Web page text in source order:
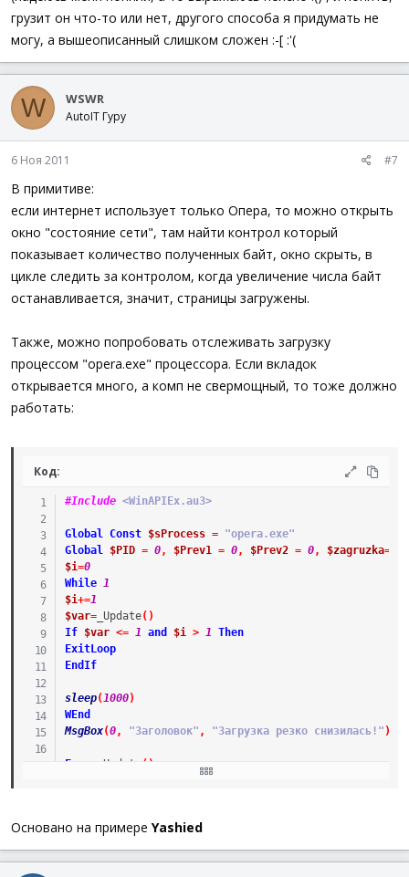
грузит он что-то или нет, другого способа я придумать не
могу, а вышеописанный слишком сложен :-[ :'(
W WSWR
AutoIT Гуру
6 Ноя 2011 #7
В примитиве:
если интернет использует только Опера, то можно открыть
окно "состояние сети", там найти контрол который
показывает количество полученных байт, окно скрыть, в
цикле следить за контролом, когда увеличение числа байт
останавливается, значит, страницы загружены.
Также, можно попробовать отслеживать загрузку
процессом "opera.exe" процессора. Если вкладок
открывается много, а комп не свермощный, то тоже должно
работать:
Код:
#Include <WinAPIEx.au3>
Global Const $sProcess =
"opera.exe"
Global
$PID = 0, $Prev1 = 0, $Prev2 = 0, $zagruzka=
$i=0
While 1
$i+=1
$var=_Update( )
If
$var <= 1 and $i > 1 Then
ExitLoop
EndIf
sleep(1000)
WEnd
MsgBox(0, "Заголовок" , "Загрузка резко снизилась!" )
Func _Update ( )
$Time1 = _WinAPI_GetProcessTimes
If (IsArray($Time1)) And (IsArray($Time2))
Основано на примере Yashied